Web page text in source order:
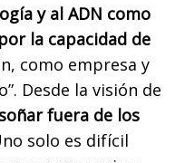
y al ADN como
la capacidad de
como empresa y
Desde la visión de
fuera de los
solo es difícil